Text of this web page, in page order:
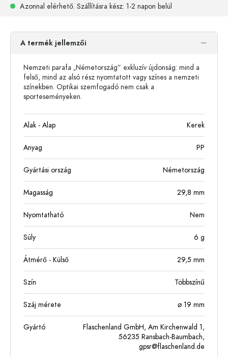
Azonnal elérhető. Szállításra kész: 1-2 napon belül
A termék jellemzői
Nemzeti parafa „Németország” exkluzív újdonság: mind a
felső, mind az alsó rész nyomtatott vagy színes a nemzeti
színekben. Optikai szemfogadó nem csak a
sporteseményeken.
Alak - Alap Kerek
Anyag PP
Gyártási ország Németország
Magasság 29,8 mm
Nyomtatható Nem
Súly 6 g
Átmérő - Külső 29,5 mm
Szín Többszínű
Száj mérete ⌀ 19 mm
Gyártó
Flaschenland GmbH, Am Kirchenwald 1,
56235 Ransbach-Baumbach,
gpsr@flaschenland.de